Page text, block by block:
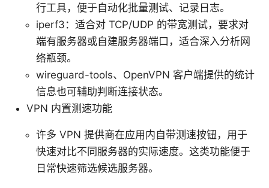
行工具，便于自动化批量测试、记录日志。
iperf3：适合对 TCP/UDP 的带宽测试，要求对
端有服务器或自建服务器端口，适合深入分析网
络瓶颈。
wireguard-tools、OpenVPN 客户端提供的统计
信息也可辅助判断连接状态。
VPN 内置测速功能
许多 VPN 提供商在应用内自带测速按钮，用于
快速对比不同服务器的实际速度。这类功能便于
日常快速筛选候选服务器。